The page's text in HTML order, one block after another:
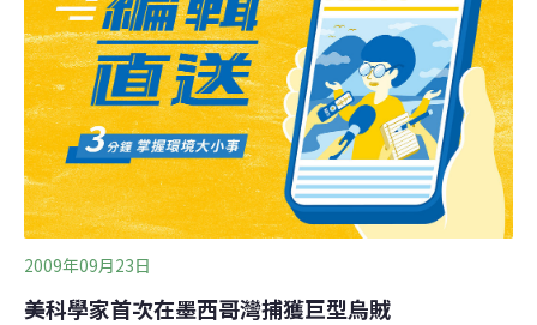
部評估，在距離維吉尼亞州海岸50英里的外海地區，可能
有1.3億桶石油和1.14兆立方英尺天氣然的蘊藏量。不過，
本來要出租的阿拉斯加的布里斯托爾灣（Bristol Bay）就
因為環保因素考慮而將被取消開採。
2009年09月23日
美科學家首次在墨西哥灣捕獲巨型烏賊